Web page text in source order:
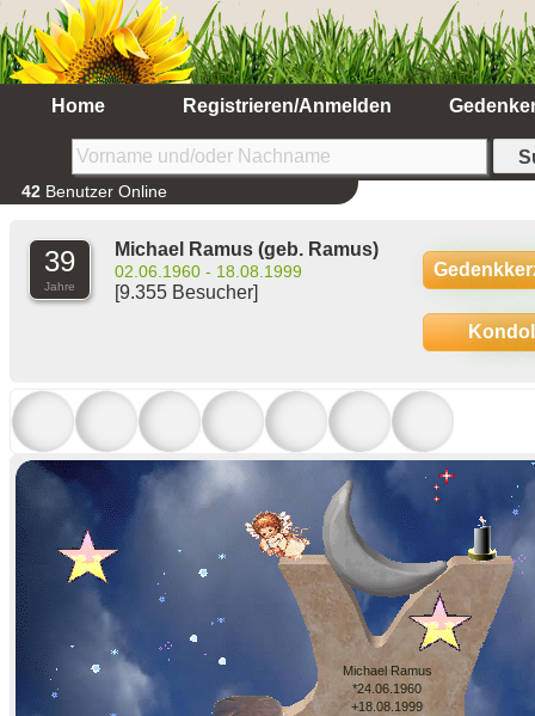
Home Registrieren/Anmelden
42 Benutzer Online
39
Jahre
Michael Ramus (geb. Ramus)
02.06.1960 - 18.08.1999
[9.355 Besucher]
Michael Ramus
*24.06.1960
+18.08.1999